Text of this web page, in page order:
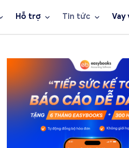
Hỗ trợ Tin tức Vay